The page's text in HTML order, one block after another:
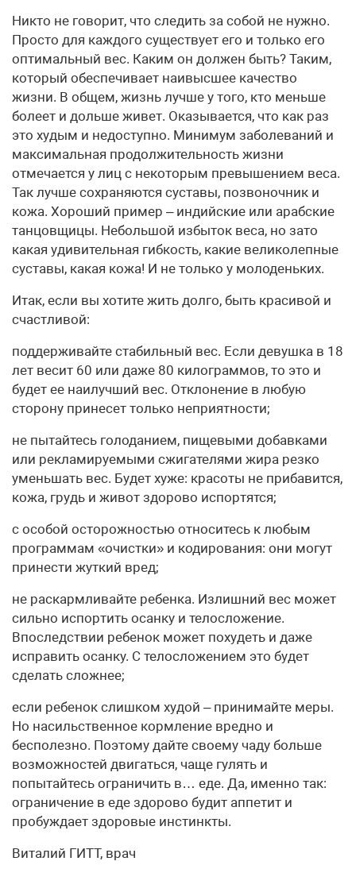
Никто не говорит, что следить за собой не нужно.
Просто для каждого существует его и только его
оптимальный вес. Каким он должен быть? Таким,
который обеспечивает наивысшее качество
жизни. В общем, жизнь лучше у того, кто меньше
болеет и дольше живет. Оказывается, что как раз
это худым и недоступно. Минимум заболеваний и
максимальная продолжительность жизни
отмечается у лиц с некоторым превышением веса.
Так лучше сохраняются суставы, позвоночник и
кожа. Хороший пример – индийские или арабские
танцовщицы. Небольшой избыток веса, но зато
какая удивительная гибкость, какие великолепные
суставы, какая кожа! И не только у молоденьких.
Итак, если вы хотите жить долго, быть красивой и
счастливой:
поддерживайте стабильный вес. Если девушка в 18
лет весит 60 или даже 80 килограммов, то это и
будет ее наилучший вес. Отклонение в любую
сторону принесет только неприятности;
не пытайтесь голоданием, пищевыми добавками
или рекламируемыми сжигателями жира резко
уменьшать вес. Будет хуже: красоты не прибавится,
кожа, грудь и живот здорово испортятся;
с особой осторожностью относитесь к любым
программам «очистки» и кодирования: они могут
принести жуткий вред;
не раскармливайте ребенка. Излишний вес может
сильно испортить осанку и телосложение.
Впоследствии ребенок может похудеть и даже
исправить осанку. С телосложением это будет
сделать сложнее;
если ребенок слишком худой – принимайте меры.
Но насильственное кормление вредно и
бесполезно. Поэтому дайте своему чаду больше
возможностей двигаться, чаще гулять и
попытайтесь ограничить в… еде. Да, именно так:
ограничение в еде здорово будит аппетит и
пробуждает здоровые инстинкты.
Виталий ГИТТ, врач